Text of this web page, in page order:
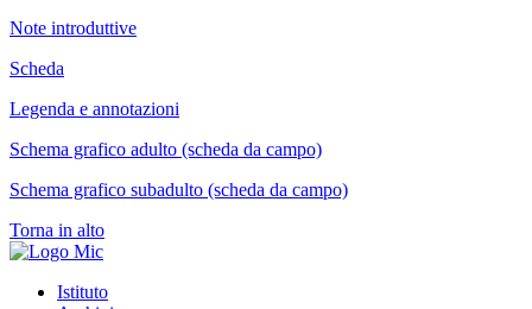
Note introduttive
Scheda
Legenda e annotazioni
Schema grafico adulto (scheda da campo)
Schema grafico subadulto (scheda da campo)
Torna in alto
Istituto